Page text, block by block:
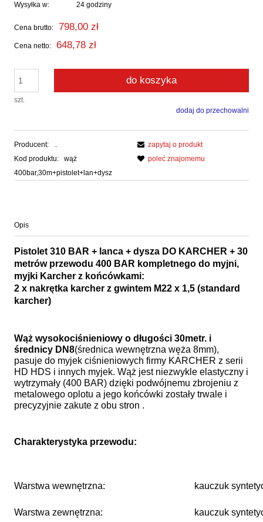
Wysyłka w:
24 godziny
Cena brutto: 798,00 zł
Cena netto: 648,78 zł
szt.
do koszyka
dodaj do przechowalni
Producent:
..
Kod produktu:
wąż
400bar,30m+pistolet+lan+dysz
zapytaj o produkt
poleć znajomemu
Opis
Pistolet 310 BAR + lanca + dysza DO KARCHER + 30
metrów przewodu 400 BAR kompletnego do myjni,
myjki Karcher z końcówkami:
2 x nakrętka karcher z gwintem M22 x 1,5 (standard
karcher)
Wąż wysokociśnieniowy o długości 30metr. i
średnicy DN8(średnica wewnętrzna węża 8mm),
pasuje do myjek ciśnieniowych firmy KARCHER z serii
HD HDS i innych myjek. Wąż jest niezwykle elastyczny i
wytrzymały (400 BAR) dzięki podwójnemu zbrojeniu z
metalowego oplotu a jego końcówki zostały trwale i
precyzyjnie zakute z obu stron .
Charakterystyka przewodu:
Warstwa wewnętrzna: kauczuk
Warstwa zewnętrzna: kauczuk